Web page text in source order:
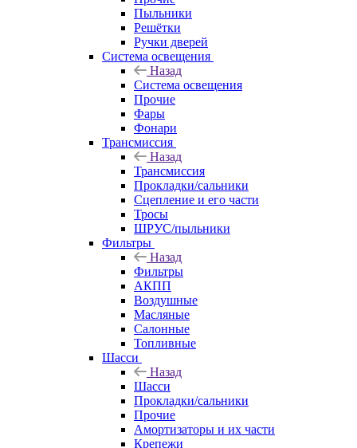
Пыльники
Решётки
Ручки дверей
Система освещения
Назад
Система освещения
Прочие
Фары
Фонари
Трансмиссия
Назад
Трансмиссия
Прокладки/сальники
Сцепление и его части
Тросы
ШРУС/пыльники
Фильтры
Назад
Фильтры
АКПП
Воздушные
Масляные
Салонные
Топливные
Шасси
Назад
Шасси
Прокладки/сальники
Прочие
Амортизаторы и их части
Крепежи